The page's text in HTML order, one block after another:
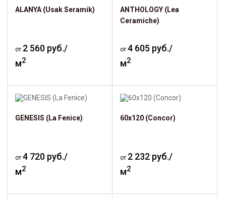
ALANYA (Usak Seramik)
от 2 560 руб./
м2
ANTHOLOGY (Lea
Ceramiche)
от 4 605 руб./
м2
GENESIS (La Fenice)
от 4 720 руб./
м2
60х120 (Concor)
от 2 232 руб./
м2